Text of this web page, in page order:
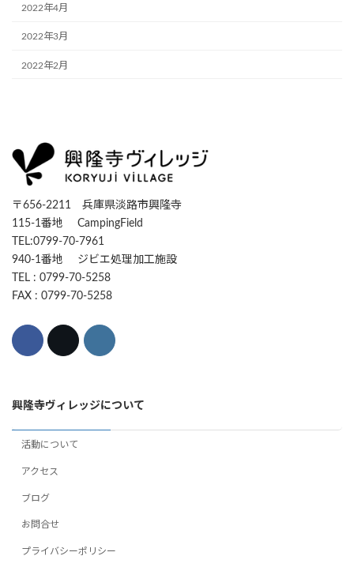
2022年4月
2022年3月
2022年2月
〒656-2211 兵庫県淡路市興隆寺
115-1番地 CampingField
TEL:0799-70-7961
940-1番地 ジビエ処理加工施設
TEL : 0799-70-5258
FAX : 0799-70-5258
興隆寺ヴィレッジについて
活動について
アクセス
ブログ
お問合せ
プライバシーポリシー